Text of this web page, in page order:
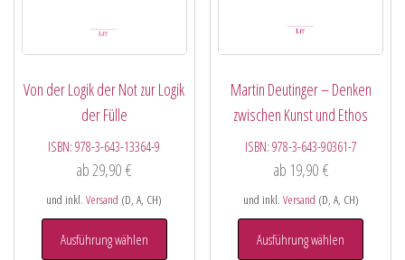
Von der Logik der Not zur Logik
der Fülle
ISBN:978-3-643-13364-9
ab29,90€
und inkl.Versand (D, A, CH)
Ausführung wählen
Martin Deutinger – Denken
zwischen Kunst und Ethos
ISBN: 978-3-643-90361-7
ab 19,90 €
und inkl. Versand (D, A, CH)
Ausführung wählen